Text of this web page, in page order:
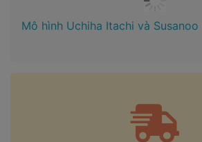
Mô hình Uchiha Itachi và